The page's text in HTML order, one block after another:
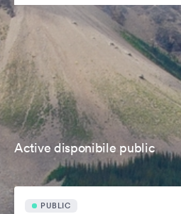
Active disponibile public
PUBLIC